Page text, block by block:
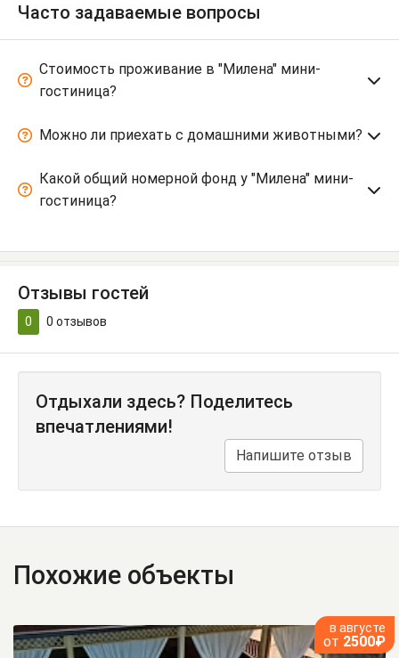
Часто задаваемые вопросы
Стоимость проживание в "Милена" мини-
гостиница?
Можно ли приехать с домашними животными?
Какой общий номерной фонд у "Милена" мини-
гостиница?
Отзывы гостей
0 0 отзывов
Отдыхали здесь? Поделитесь
впечатлениями!
Напишите отзыв
Похожие объекты
в августе
от 2500₽